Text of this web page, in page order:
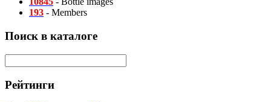
193 - Members
Поиск в каталоге
Рейтинги